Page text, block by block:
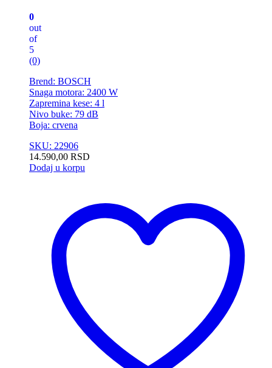
0
out
of
5
(0)
Brend: BOSCH
Snaga motora: 2400 W
Zapremina kese: 4 l
Nivo buke: 79 dB
Boja: crvena
SKU: 22906
14.590,00 RSD
Dodaj u korpu